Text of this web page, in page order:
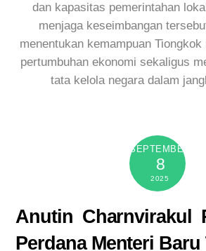
dan kapasitas pemerintahan
menjaga keseimbangan
menentukan kemampuan
pertumbuhan ekonomi sekaligus
tata kelola negara dalam
SEPTEMBER
8
2025
Anutin Charnvirakul
Perdana Menteri